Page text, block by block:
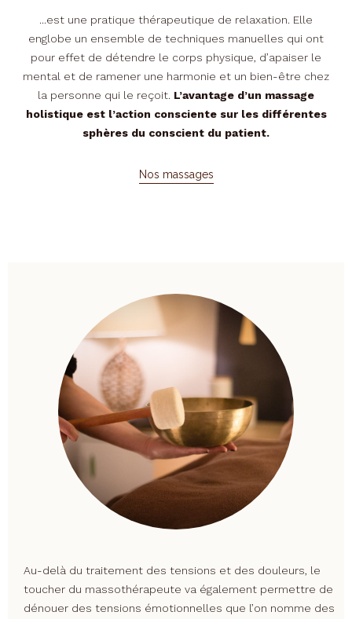
...est une pratique thérapeutique de relaxation. Elle
englobe un ensemble de techniques manuelles qui ont
pour effet de détendre le corps physique, d’apaiser le
mental et de ramener une harmonie et un bien-être chez
la personne qui le reçoit. L’avantage d’un massage
holistique est l’action consciente sur les différentes
sphères du conscient du patient.
Nos massages
Au-delà du traitement des tensions et des douleurs, le
toucher du massothérapeute va également permettre de
dénouer des tensions émotionnelles que l’on nomme des